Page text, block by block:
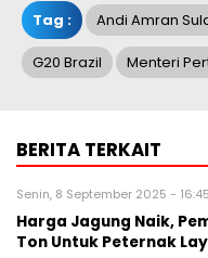
Tag : Andi Amran
G20 Brazil Menteri
BERITA TERKAIT
Senin, 8 September 2025 -
Harga Jagung Naik,
Ton Untuk Peternak